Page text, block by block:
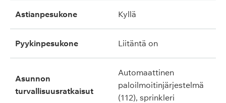
astianpesukone kyllä
pyykinpesukone liitäntä on
asunnon
turvallisuusratkaisut
automaattinen
paloilmoitinjärjestelmä
(112), sprinkleri